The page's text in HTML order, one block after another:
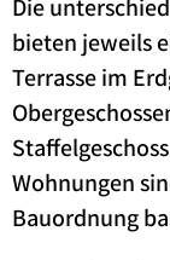
Die
bieten jeweils
Terrasse im
Wohnungen
Bauordnung